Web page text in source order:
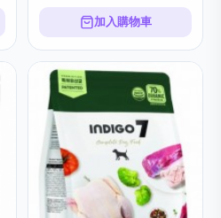
加入購物車